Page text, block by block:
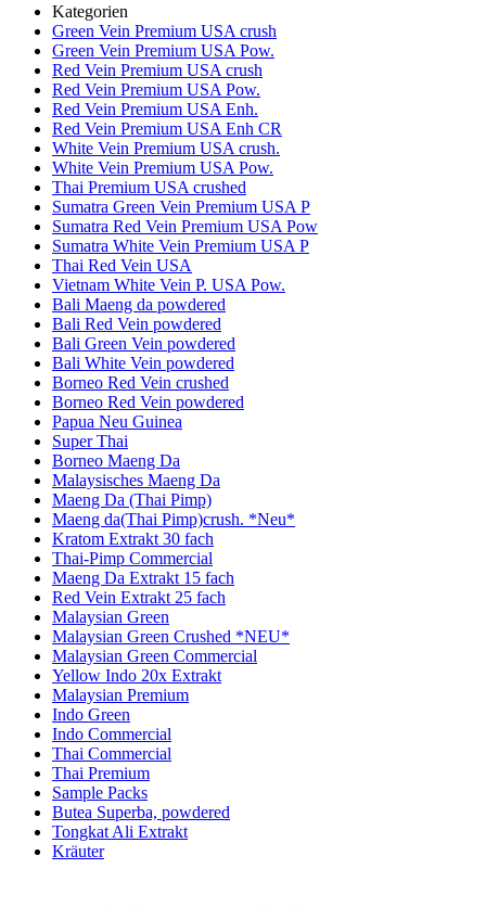
Kategorien
Green Vein Premium USA crush
Green Vein Premium USA Pow.
Red Vein Premium USA crush
Red Vein Premium USA Pow.
Red Vein Premium USA Enh.
Red Vein Premium USA Enh CR
White Vein Premium USA crush.
White Vein Premium USA Pow.
Thai Premium USA crushed
Sumatra Green Vein Premium USA P
Sumatra Red Vein Premium USA Pow
Sumatra White Vein Premium USA P
Thai Red Vein USA
Vietnam White Vein P. USA Pow.
Bali Maeng da powdered
Bali Red Vein powdered
Bali Green Vein powdered
Bali White Vein powdered
Borneo Red Vein crushed
Borneo Red Vein powdered
Papua Neu Guinea
Super Thai
Borneo Maeng Da
Malaysisches Maeng Da
Maeng Da (Thai Pimp)
Maeng da(Thai Pimp)crush. *Neu*
Kratom Extrakt 30 fach
Thai-Pimp Commercial
Maeng Da Extrakt 15 fach
Red Vein Extrakt 25 fach
Malaysian Green
Malaysian Green Crushed *NEU*
Malaysian Green Commercial
Yellow Indo 20x Extrakt
Malaysian Premium
Indo Green
Indo Commercial
Thai Commercial
Thai Premium
Sample Packs
Butea Superba, powdered
Tongkat Ali Extrakt
Kräuter